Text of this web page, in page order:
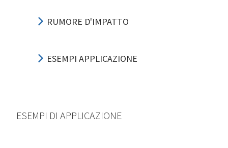
RUMORE D'IMPATTO
ESEMPI APPLICAZIONE
ESEMPI DI APPLICAZIONE